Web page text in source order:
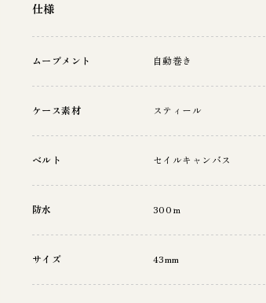
仕様
ムーブメント 自動巻き
ケース素材 スティール
ベルト セイルキャンバス
防水 300ｍ
サイズ 43mm